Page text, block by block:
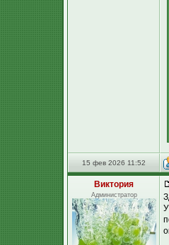
15 фев 2026 11:52
Виктория
Администратор